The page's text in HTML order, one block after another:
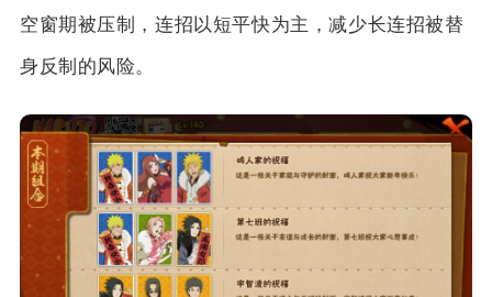
空窗期被压制，连招以短平快为主，减少长连招被替
身反制的风险。